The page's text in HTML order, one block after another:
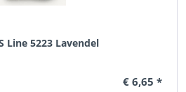
Line 5223 Lavendel
€ 6,65 *